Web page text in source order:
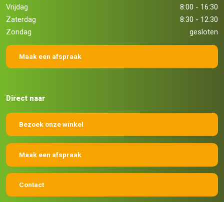
Vrijdag
8:00 - 16:30
Zaterdag
8:30 - 12:30
Zondag
gesloten
Maak een afspraak
Direct naar
Bezoek onze winkel
Maak een afspraak
Contact